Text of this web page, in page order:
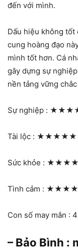
đến với mình.
Dấu hiệu không tốt
cung hoàng đạo
mình tốt hơn. Cá
gây dựng sự
nền tảng vững
Sự nghiệp :
Tài lộc : ★★★★★
Sức khỏe :
Tình cảm :
Con số may mắn :
– Bảo Bình :